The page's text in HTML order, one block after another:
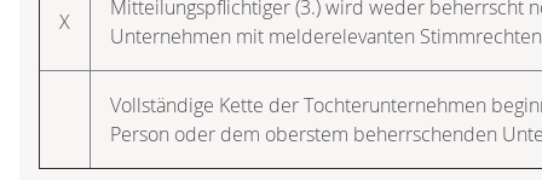
X
Mitteilungspflichtiger (3.) wird weder beherrscht
Unternehmen mit melderelevanten
Vollständige Kette der Tochterunternehmen
Person oder dem oberstem beherrschenden